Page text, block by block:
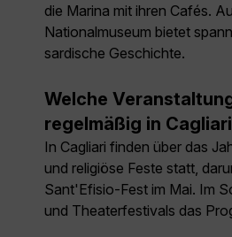
die Marina mit ihren Cafés.
Nationalmuseum bietet
sardische Geschichte.
Welche
regelmäßig in
In Cagliari finden über das
und religiöse Feste statt,
Sant'Efisio-Fest im Mai. Im
und Theaterfestivals das